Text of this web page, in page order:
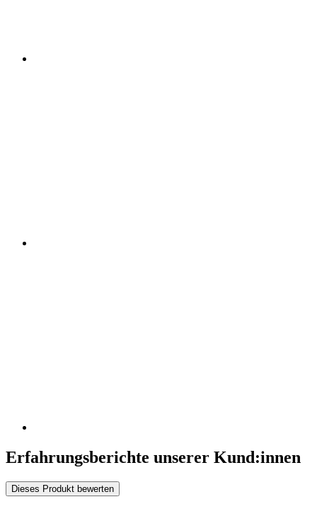
Erfahrungsberichte unserer Kund:innen
Dieses Produkt bewerten